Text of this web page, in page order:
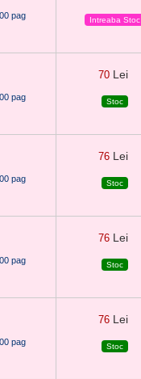
pag Intreaba Stoc
pag
70 Lei
Stoc
pag
76 Lei
Stoc
pag
76 Lei
Stoc
pag
76 Lei
Stoc